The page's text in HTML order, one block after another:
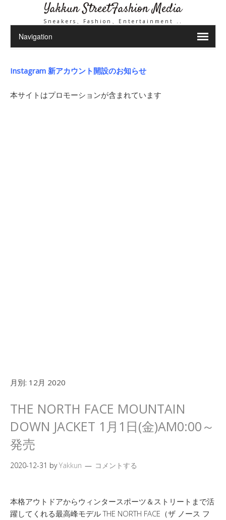
Yakkun StreetFashion Media
Sneakers、Fashion、Entertainment ..
Instagram 新アカウント開設のお知らせ
本サイトはプロモーションが含まれています
月別: 12月 2020
THE NORTH FACE MOUNTAIN
DOWN JACKET 1月1日(金)AM0:00～
発売
2020-12-31 byYakkun コメントする
本格アウトドアからウィンタースポーツ＆ストリートまで活
躍してくれる最高峰モデル THE NORTH FACE（ザ ノース フ